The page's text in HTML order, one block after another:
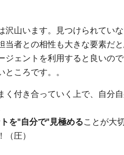
山います。見つけられていな
当者との相性も大きな要素だと
ジェントを利用すると良いの
ころです。。
く付き合っていく上で、自分
を"自分で"見極めることが大
圧）